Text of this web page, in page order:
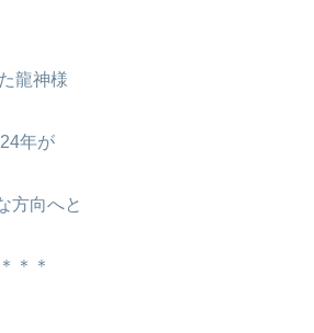
龍神様
年が
方向へと
＊＊